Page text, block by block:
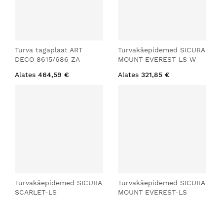
Turva tagaplaat ART
DECO 8615/686 ZA
Alates 464,59 €
Turvakäepidemed SICURA
MOUNT EVEREST-LS W
Alates 321,85 €
Turvakäepidemed SICURA
SCARLET-LS
Turvakäepidemed SICURA
MOUNT EVEREST-LS